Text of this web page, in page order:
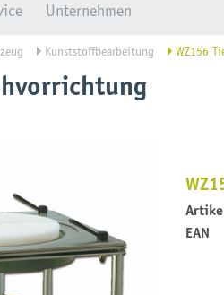
Unternehmen
Kunststoffbearbeitung WZ156
EAN